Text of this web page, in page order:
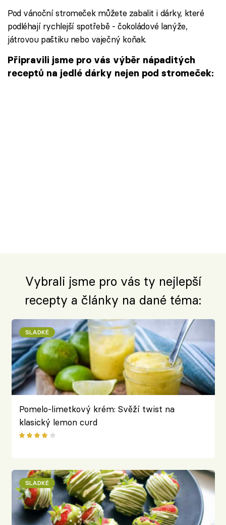
Pod vánoční stromeček můžete zabalit i dárky, které
podléhají rychlejší spotřebě - čokoládové lanýže,
játrovou paštiku nebo vaječný koňak.
Připravili jsme pro vás výběr nápaditých
receptů na jedlé dárky nejen pod stromeček:
Vybrali jsme pro vás ty nejlepší
recepty a články na dané téma:
SLADKÉ
Pomelo-limetkový krém: Svěží twist na
klasický lemon curd
SLADKÉ